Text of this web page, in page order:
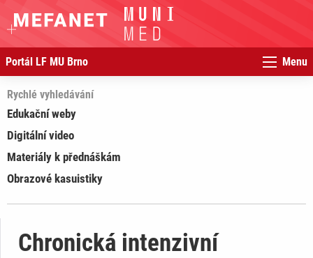
Portál LF MU Brno Menu
Rychlé vyhledávání
Edukační weby
Digitální video
Materiály k přednáškám
Obrazové kasuistiky
Chronická intenzivní